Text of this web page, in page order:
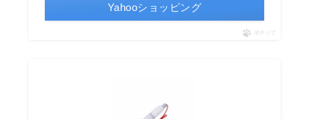
Yahooショッピング
ポチップ